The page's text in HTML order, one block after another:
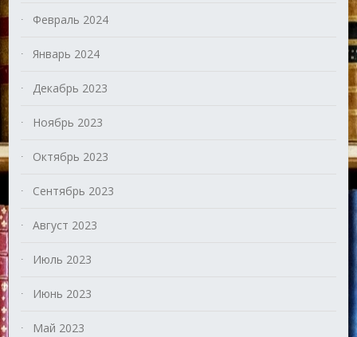
Февраль 2024
Январь 2024
Декабрь 2023
Ноябрь 2023
Октябрь 2023
Сентябрь 2023
Август 2023
Июль 2023
Июнь 2023
Май 2023